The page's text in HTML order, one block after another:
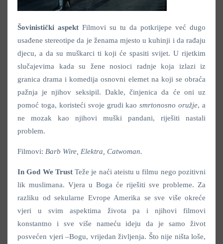
Šovinistički aspekt Filmovi su tu da potkrijepe već dugo
usađene stereotipe da je ženama mjesto u kuhinji i da rađaju
djecu, a da su muškarci ti koji će spasiti svijet. U rijetkim
slučajevima kada su žene nosioci radnje koja izlazi iz
granica drama i komedija osnovni elemet na koji se obraća
pažnja je njihov seksipil. Dakle, činjenica da će oni uz
pomoć toga, koristeći svoje grudi kaosmrtonosno oružje, a
ne mozak kao njihovi muški pandani, riješiti nastali
problem.
Filmovi: Barb Wire, Elektra, Catwoman.
In God We TrustTeže je naći ateistu u filmu nego pozitivni
lik muslimana. Vjera u Boga će riješiti sve probleme. Za
razliku od sekularne Evrope Amerika se sve više okreće
vjeri u svim aspektima života pa i njihovi filmovi
konstantno i sve više nameću ideju da je samo život
posvećen vjeri –Bogu, vrijedan življenja. Što nije ništa loše,